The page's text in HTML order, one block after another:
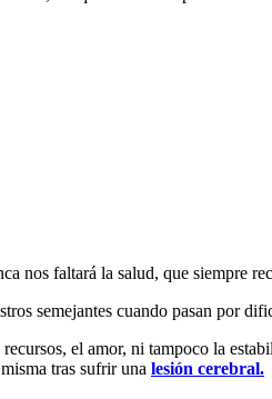
nos faltará la salud, que siempre
semejantes cuando pasan por
el amor, ni tampoco la
tras sufrir una lesión cerebral.